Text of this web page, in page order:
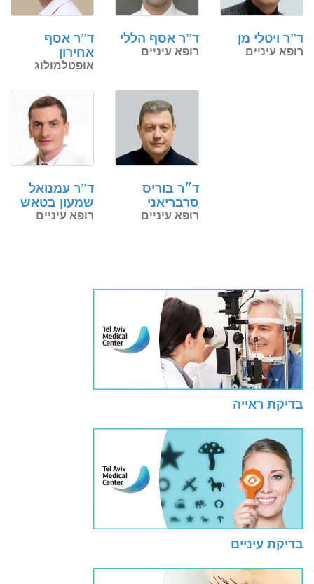
ד”ר אסף
אחירון
אופטלמולוג
ד”ר אסף הללי
רופא עיניים
ד”ר ויטלי מן
רופא עיניים
ד”ר עמנואל
שמעון בטאש
רופא עיניים
ד״ר בוריס
סרבריאני
רופא עיניים
בדיקת ראייה
בדיקת עיניים